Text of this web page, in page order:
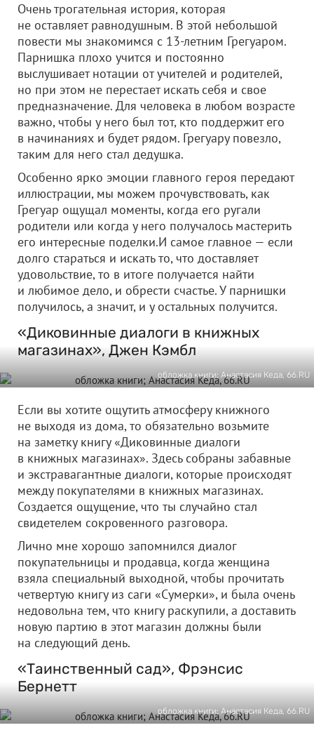
Очень трогательная история, которая
не оставляет равнодушным. В этой небольшой
повести мы знакомимся с 13-летним Грегуаром.
Парнишка плохо учится и постоянно
выслушивает нотации от учителей и родителей,
но при этом не перестает искать себя и свое
предназначение. Для человека в любом возрасте
важно, чтобы у него был тот, кто поддержит его
в начинаниях и будет рядом. Грегуару повезло,
таким для него стал дедушка.
Особенно ярко эмоции главного героя передают
иллюстрации, мы можем прочувствовать, как
Грегуар ощущал моменты, когда его ругали
родители или когда у него получалось мастерить
его интересные поделки.И самое главное — если
долго стараться и искать то, что доставляет
удовольствие, то в итоге получается найти
и любимое дело, и обрести счастье. У парнишки
получилось, а значит, и у остальных получится.
«Диковинные диалоги в книжных
магазинах», Джен Кэмбл
обложка книги; Анастасия Кеда, 66.RU
Если вы хотите ощутить атмосферу книжного
не выходя из дома, то обязательно возьмите
на заметку книгу «Диковинные диалоги
в книжных магазинах». Здесь собраны забавные
и экстравагантные диалоги, которые происходят
между покупателями в книжных магазинах.
Создается ощущение, что ты случайно стал
свидетелем сокровенного разговора.
Лично мне хорошо запомнился диалог
покупательницы и продавца, когда женщина
взяла специальный выходной, чтобы прочитать
четвертую книгу из саги «Сумерки», и была очень
недовольна тем, что книгу раскупили, а доставить
новую партию в этот магазин должны были
на следующий день.
«Таинственный сад», Фрэнсис
Бернетт
обложка книги; Анастасия Кеда, 66.RU